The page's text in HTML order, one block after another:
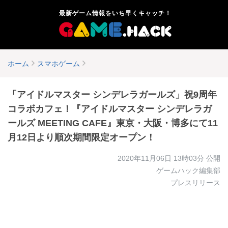
最新ゲーム情報をいち早くキャッチ！
ホーム スマホゲーム
「アイドルマスター シンデレラガールズ」祝9周年
コラボカフェ！『アイドルマスター シンデレラガ
ールズ MEETING CAFE』東京・大阪・博多にて11
月12日より順次期間限定オープン！
2020年11月06日 13時03分 公開
ゲームハック編集部
プレスリリース